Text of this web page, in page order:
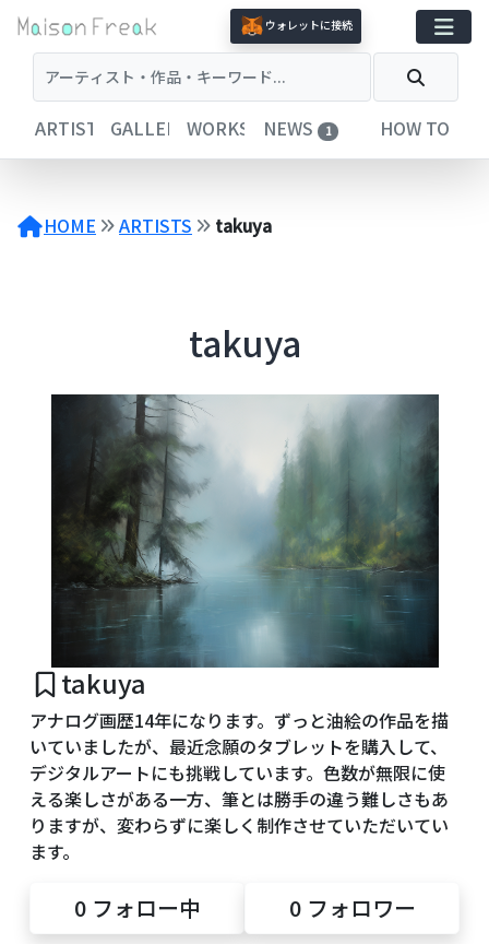
ウォレットに接続
ARTISTS GALLERIESWORKS NEWS 1 HOW TO
HOME ARTISTS takuya
takuya
takuya
アナログ画歴14年になります。ずっと油絵の作品を描
いていましたが、最近念願のタブレットを購入して、
デジタルアートにも挑戦しています。色数が無限に使
える楽しさがある一方、筆とは勝手の違う難しさもあ
りますが、変わらずに楽しく制作させていただいてい
ます。
0フォロー中 0フォロワー